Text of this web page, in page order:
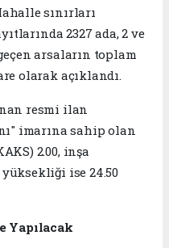
sınırları
2327 ada, 2 ve
arsaların toplam
olarak açıklandı.
resmi ilan
imarına sahip olan
2.00, inşa
ise 24.50
Yapılacak